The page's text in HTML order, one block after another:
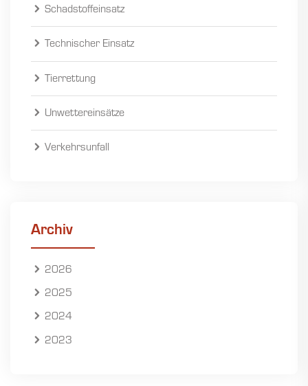
Schadstoffeinsatz
Technischer Einsatz
Tierrettung
Unwettereinsätze
Verkehrsunfall
Archiv
2026
2025
2024
2023